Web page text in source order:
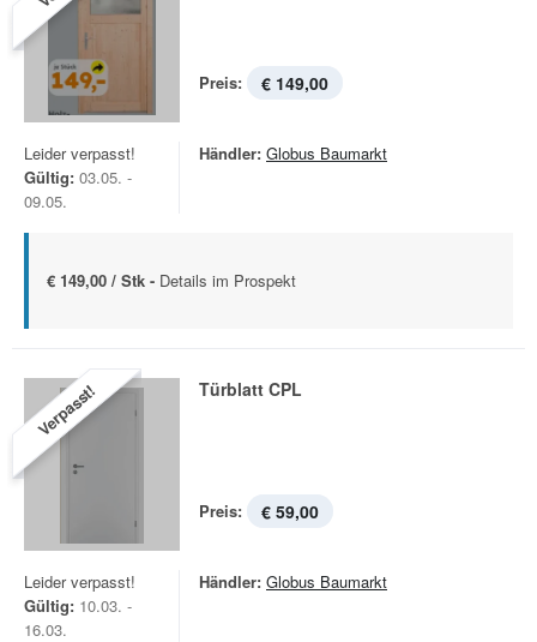
Preis: € 149,00
Leider verpasst!
Gültig: 03.05. -
09.05.
Händler: Globus Baumarkt
€ 149,00 / Stk - Details im Prospekt
Verpasst! Türblatt CPL
Preis: € 59,00
Leider verpasst!
Gültig: 10.03. -
16.03.
Händler: Globus Baumarkt